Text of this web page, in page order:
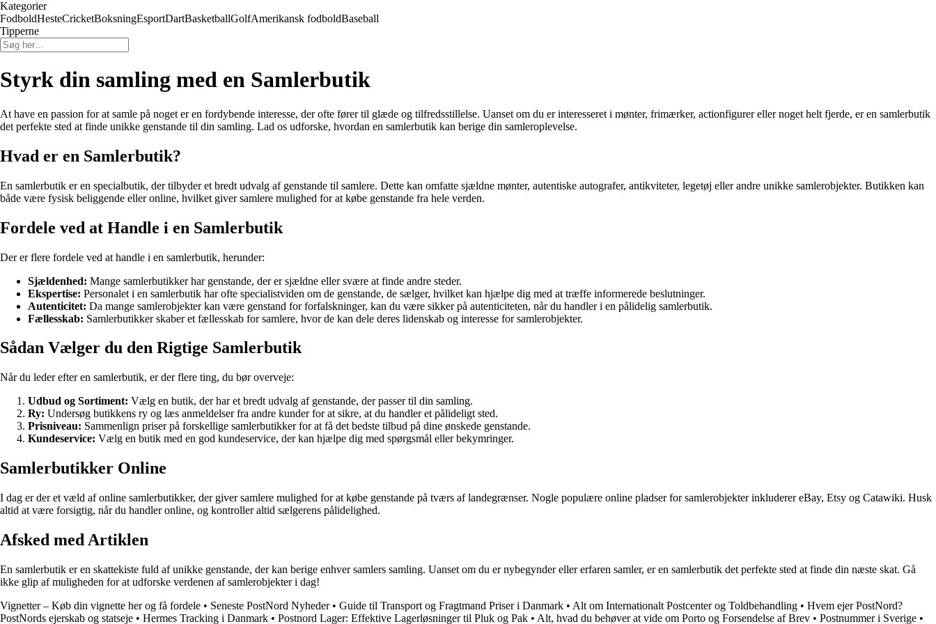
Kategorier
FodboldHesteCricketBoksningEsportDartBasketballGolfAmerikansk fodboldBaseball
Tipperne
Styrk din samling med en Samlerbutik
At have en passion for at samle på noget er en fordybende interesse, der ofte fører til glæde og tilfredsstillelse. Uanset om du er interesseret i mønter, frimærker, actionfigurer eller noget helt fjerde, er en samlerbutik
det perfekte sted at finde unikke genstande til din samling. Lad os udforske, hvordan en samlerbutik kan berige din samleroplevelse.
Hvad er en Samlerbutik?
En samlerbutik er en specialbutik, der tilbyder et bredt udvalg af genstande til samlere. Dette kan omfatte sjældne mønter, autentiske autografer, antikviteter, legetøj eller andre unikke samlerobjekter. Butikken kan
både være fysisk beliggende eller online, hvilket giver samlere mulighed for at købe genstande fra hele verden.
Fordele ved at Handle i en Samlerbutik
Der er flere fordele ved at handle i en samlerbutik, herunder:
Sjældenhed: Mange samlerbutikker har genstande, der er sjældne eller svære at finde andre steder.
Ekspertise: Personalet i en samlerbutik har ofte specialistviden om de genstande, de sælger, hvilket kan hjælpe dig med at træffe informerede beslutninger.
Autenticitet: Da mange samlerobjekter kan være genstand for forfalskninger, kan du være sikker på autenticiteten, når du handler i en pålidelig samlerbutik.
Fællesskab: Samlerbutikker skaber et fællesskab for samlere, hvor de kan dele deres lidenskab og interesse for samlerobjekter.
Sådan Vælger du den Rigtige Samlerbutik
Når du leder efter en samlerbutik, er der flere ting, du bør overveje:
Udbud og Sortiment: Vælg en butik, der har et bredt udvalg af genstande, der passer til din samling.
Ry: Undersøg butikkens ry og læs anmeldelser fra andre kunder for at sikre, at du handler et pålideligt sted.
Prisniveau: Sammenlign priser på forskellige samlerbutikker for at få det bedste tilbud på dine ønskede genstande.
Kundeservice: Vælg en butik med en god kundeservice, der kan hjælpe dig med spørgsmål eller bekymringer.
Samlerbutikker Online
I dag er der et væld af online samlerbutikker, der giver samlere mulighed for at købe genstande på tværs af landegrænser. Nogle populære online pladser for samlerobjekter inkluderer eBay, Etsy og Catawiki. Husk
altid at være forsigtig, når du handler online, og kontroller altid sælgerens pålidelighed.
Afsked med Artiklen
En samlerbutik er en skattekiste fuld af unikke genstande, der kan berige enhver samlers samling. Uanset om du er nybegynder eller erfaren samler, er en samlerbutik det perfekte sted at finde din næste skat. Gå
ikke glip af muligheden for at udforske verdenen af samlerobjekter i dag!
Vignetter – Køb din vignette her og få fordele • Seneste PostNord Nyheder• Guide til Transport og Fragtmand Priser i Danmark • Alt om Internationalt Postcenter og Toldbehandling • Hvem ejer PostNord?
PostNords ejerskab og statseje • Hermes Tracking i Danmark • Postnord Lager: Effektive Lagerløsninger til Pluk og Pak • Alt, hvad du behøver at vide om Porto og Forsendelse af Brev • Postnummer i Sverige •